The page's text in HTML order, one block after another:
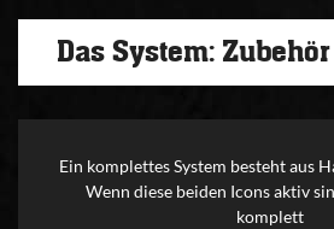
Das System:
Ein komplettes System besteht aus
Wenn diese beiden Icons aktiv
komplett